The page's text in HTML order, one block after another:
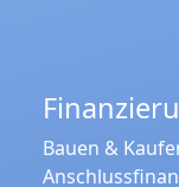
Bauen &